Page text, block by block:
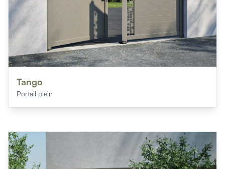
Tango
Portail plein